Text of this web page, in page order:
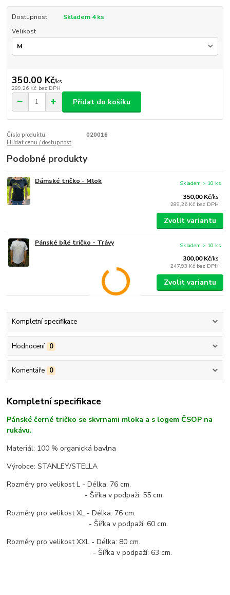
Dostupnost
Skladem 4 ks
Velikost
350,00 Kč/ks
289,26 Kč bez DPH
Přidat do košíku
Číslo produktu:
020016
Hlídat cenu / dostupnost
Podobné produkty
Dámské tričko - Mlok
350,00 Kč/ks
289,26 Kč bez DPH
Skladem > 10 ks
Zvolit variantu
Pánské bílé tričko - Trávy
300,00 Kč/ks
247,93 Kč bez DPH
Skladem > 10 ks
Zvolit variantu
Kompletní specifikace
Hodnocení 0
Komentáře 0
Kompletní specifikace
Pánské černé tričko se skvrnami mloka a s logem ČSOP na
rukávu.
Materiál: 100 % organická bavlna
Výrobce: STANLEY/STELLA
Rozměry pro velikost L - Délka: 76 cm.
- Šířka v podpaží: 55 cm.
Rozměry pro velikost XL - Délka: 76 cm.
- Šířka v podpaží: 60 cm.
Rozměry pro velikost XXL - Délka: 80 cm.
- Šířka v podpaží: 63 cm.